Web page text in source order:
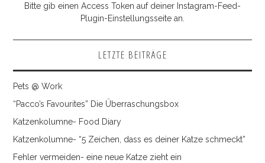
Bitte gib einen Access Token auf deiner Instagram-Feed-
Plugin-Einstellungsseite an.
LETZTE BEITRÄGE
Pets @ Work
“Pacco’s Favourites” Die Überraschungsbox
Katzenkolumne- Food Diary
Katzenkolumne- “5 Zeichen, dass es deiner Katze schmeckt”
Fehler vermeiden- eine neue Katze zieht ein